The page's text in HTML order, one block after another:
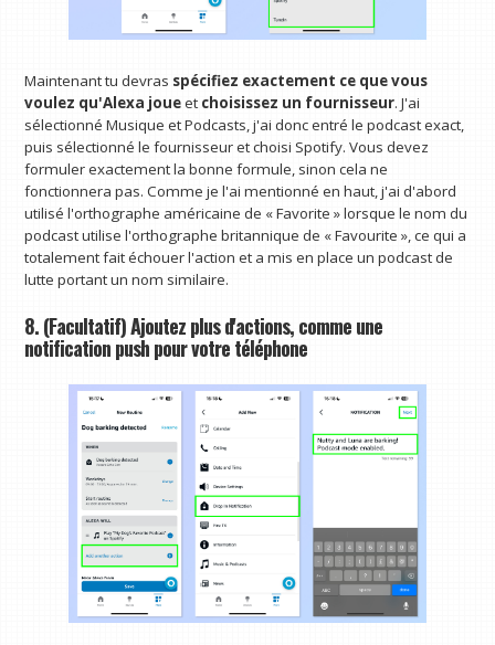
Maintenant tu devras spécifiez exactement ce que vous
voulez qu'Alexa joueet choisissez un fournisseur. J'ai
sélectionné Musique et Podcasts, j'ai donc entré le podcast exact,
puis sélectionné le fournisseur et choisi Spotify. Vous devez
formuler exactement la bonne formule, sinon cela ne
fonctionnera pas. Comme je l'ai mentionné en haut, j'ai d'abord
utilisé l'orthographe américaine de « Favorite » lorsque le nom du
podcast utilise l'orthographe britannique de « Favourite », ce qui a
totalement fait échouer l'action et a mis en place un podcast de
lutte portant un nom similaire.
8. (Facultatif) Ajoutez plus d'actions, comme une
notification push pour votre téléphone